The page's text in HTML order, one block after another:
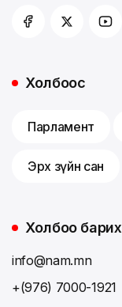
Холбоос
Парламент
Эрх зүйн сан
Холбоо барих
info@nam.mn
+(976) 7000-1921